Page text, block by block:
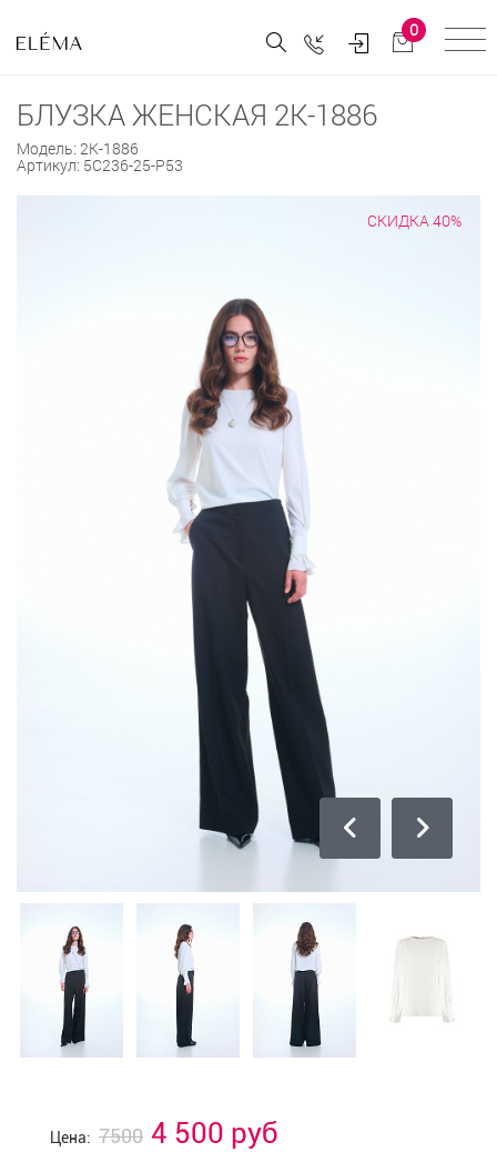
0
БЛУЗКА ЖЕНСКАЯ 2К-1886
Модель: 2К-1886
Артикул: 5С236-25-Р53
СКИДКА 40%
Цена: 7500 4 500 руб